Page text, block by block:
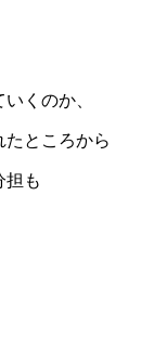
くのか、
ところから
担も